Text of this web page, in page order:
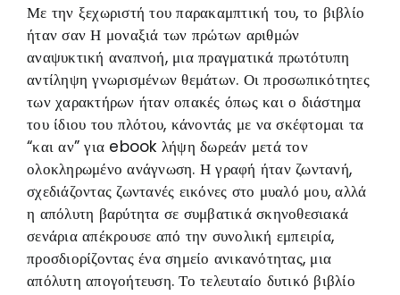
Με την ξεχωριστή του παρακαμπτική του, το βιβλίο
ήταν σαν Η μοναξιά των πρώτων αριθμών
αναψυκτική αναπνοή, μια πραγματικά πρωτότυπη
αντίληψη γνωρισμένων θεμάτων. Οι προσωπικότητες
των χαρακτήρων ήταν οπακές όπως και ο διάστημα
του ίδιου του πλότου, κάνοντάς με να σκέφτομαι τα
“και αν” για ebook λήψη δωρεάν μετά τον
ολοκληρωμένο ανάγνωση. Η γραφή ήταν ζωντανή,
σχεδιάζοντας ζωντανές εικόνες στο μυαλό μου, αλλά
η απόλυτη βαρύτητα σε συμβατικά σκηνοθεσιακά
σενάρια απέκρουσε από την συνολική εμπειρία,
προσδιορίζοντας ένα σημείο ανικανότητας, μια
απόλυτη απογοήτευση. Το τελευταίο δυτικό βιβλίο